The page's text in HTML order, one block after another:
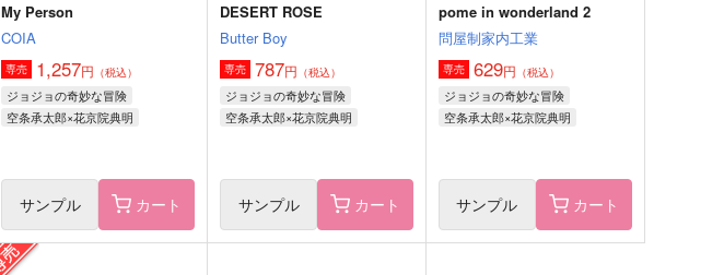
My Person
COIA
専売 1,257円 （税込）
ジョジョの奇妙な冒険
空条承太郎×花京院典明
サンプル カート
DESERT ROSE
Butter Boy
専売 787円 （税込）
ジョジョの奇妙な冒険
空条承太郎×花京院典明
サンプル カート
pome in wonderland 2
問屋制家内工業
専売 629円 （税込）
ジョジョの奇妙な冒険
空条承太郎×花京院典明
サンプル カート